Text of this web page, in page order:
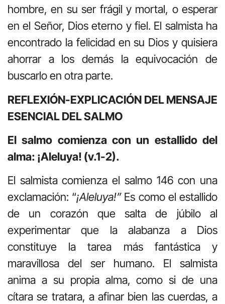
hombre, en su ser frágil y mortal, o esperar
en el Señor, Dios eterno y fiel. El salmista ha
encontrado la felicidad en su Dios y quisiera
ahorrar a los demás la equivocación de
buscarlo en otra parte.
REFLEXIÓN-EXPLICACIÓN DEL MENSAJE
ESENCIAL DEL SALMO
El salmo comienza con un estallido del
alma: ¡Aleluya! (v.1-2).
El salmista comienza el salmo 146 con una
exclamación: “¡Aleluya!” Es como el estallido
de un corazón que salta de júbilo al
experimentar que la alabanza a Dios
constituye la tarea más fantástica y
maravillosa del ser humano. El salmista
anima a su propia alma, como si de una
cítara se tratara, a afinar bien las cuerdas, a